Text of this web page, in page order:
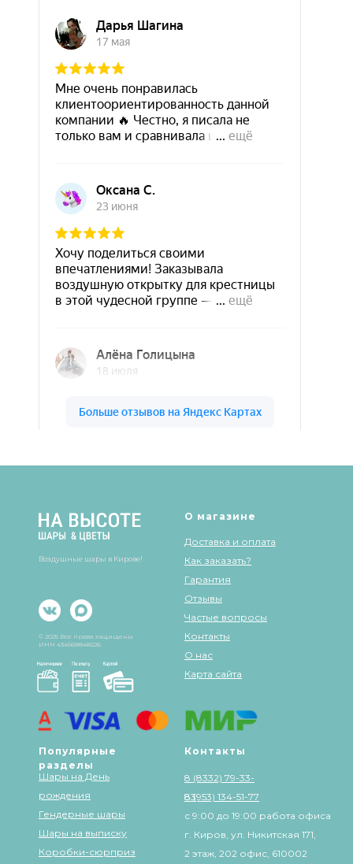
О магазине
Доставка и оплата
Популярные
разделы
Шары на День
рождения
Контакты
© 2025 Все права защищены
Как заказать?
Гарантия
Отзывы
Частые вопросы
Контакты
О нас
Гендерные шары
Шары на выписку
Коробки-сюрприз
8 (8332) 79-33-
83
8 (953) 134-51-77
с 9:00 до 19:00 работа офиса
г. Киров, ул. Никитская 171,
2 этаж, 202 офис, 610002
ИНН 434568848226
Карта сайта
Воздушные шары в Кирове!